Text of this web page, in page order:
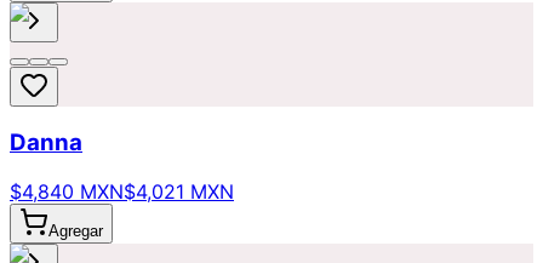
Danna
$4,840 MXN$4,021 MXN
Agregar